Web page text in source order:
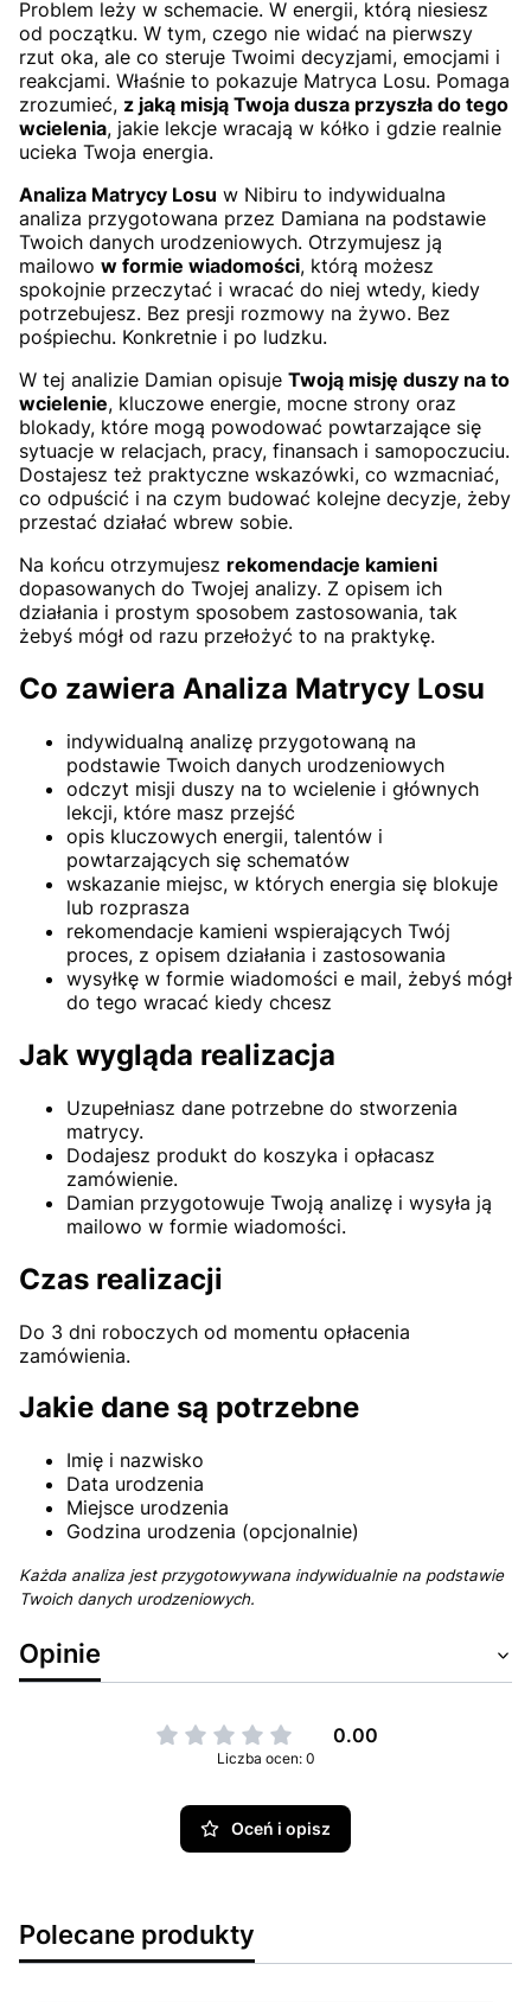
Problem leży w schemacie. W energii, którą niesiesz
od początku. W tym, czego nie widać na pierwszy
rzut oka, ale co steruje Twoimi decyzjami, emocjami i
reakcjami. Właśnie to pokazuje Matryca Losu. Pomaga
zrozumieć, z jaką misją Twoja dusza przyszła do tego
wcielenia, jakie lekcje wracają w kółko i gdzie realnie
ucieka Twoja energia.
Analiza Matrycy Losu w Nibiru to indywidualna
analiza przygotowana przez Damiana na podstawie
Twoich danych urodzeniowych. Otrzymujesz ją
mailowo w formie wiadomości, którą możesz
spokojnie przeczytać i wracać do niej wtedy, kiedy
potrzebujesz. Bez presji rozmowy na żywo. Bez
pośpiechu. Konkretnie i po ludzku.
W tej analizie Damian opisuje Twoją misję duszy na to
wcielenie, kluczowe energie, mocne strony oraz
blokady, które mogą powodować powtarzające się
sytuacje w relacjach, pracy, finansach i samopoczuciu.
Dostajesz też praktyczne wskazówki, co wzmacniać,
co odpuścić i na czym budować kolejne decyzje, żeby
przestać działać wbrew sobie.
Na końcu otrzymujesz rekomendacje kamieni
dopasowanych do Twojej analizy. Z opisem ich
działania i prostym sposobem zastosowania, tak
żebyś mógł od razu przełożyć to na praktykę.
Co zawiera Analiza Matrycy Losu
indywidualną analizę przygotowaną na
podstawie Twoich danych urodzeniowych
odczyt misji duszy na to wcielenie i głównych
lekcji, które masz przejść
opis kluczowych energii, talentów i
powtarzających się schematów
wskazanie miejsc, w których energia się blokuje
lub rozprasza
rekomendacje kamieni wspierających Twój
proces, z opisem działania i zastosowania
wysyłkę w formie wiadomości e mail, żebyś mógł
do tego wracać kiedy chcesz
Jak wygląda realizacja
Uzupełniasz dane potrzebne do stworzenia
matrycy.
Dodajesz produkt do koszyka i opłacasz
zamówienie.
Damian przygotowuje Twoją analizę i wysyła ją
mailowo w formie wiadomości.
Czas realizacji
Do 3 dni roboczych od momentu opłacenia
zamówienia.
Jakie dane są potrzebne
Imię i nazwisko
Data urodzenia
Miejsce urodzenia
Godzina urodzenia (opcjonalnie)
Każda analiza jest przygotowywana indywidualnie na podstawie
Twoich danych urodzeniowych.
Opinie
0.00
Liczba ocen: 0
Oceń i opisz
Polecane produkty